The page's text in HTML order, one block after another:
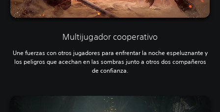
Multijugador cooperativo
Une fuerzas con otros jugadores para enfrentar la noche espeluznante y
los peligros que acechan en las sombras junto a otros dos compañeros
de confianza.